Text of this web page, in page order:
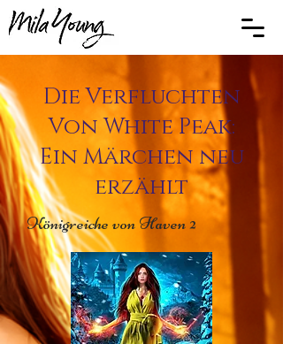
Die Verfluchten
Von White Peak:
Ein Märchen neu
erzählt
Königreiche von Haven 2